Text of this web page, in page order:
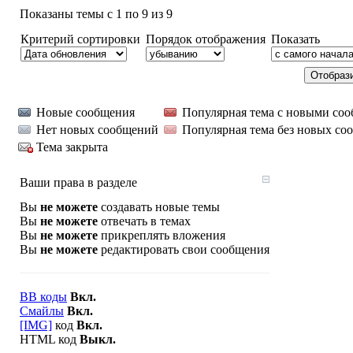
Показаны темы с 1 по 9 из 9
Критерий сортировки Порядок отображения Показать
Новые сообщения
Популярная тема с новыми
Нет новых сообщений
Популярная тема без новых
Тема закрыта
Ваши права в разделе
Вы не можете создавать новые темы
Вы не можете отвечать в темах
Вы не можете прикреплять вложения
Вы не можете редактировать свои сообщения
BB коды Вкл.
Смайлы Вкл.
[IMG] код Вкл.
HTML код Выкл.